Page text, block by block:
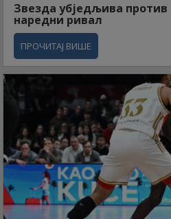
Звезда убједљива против
наредни ривал
ПРОЧИТАЈ ВИШЕ